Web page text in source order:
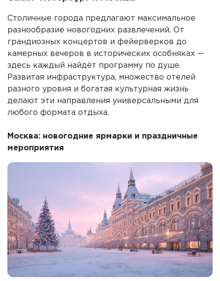
Столичные города предлагают максимальное
разнообразие новогодних развлечений. От
грандиозных концертов и фейерверков до
камерных вечеров в исторических особняках —
здесь каждый найдёт программу по душе.
Развитая инфраструктура, множество отелей
разного уровня и богатая культурная жизнь
делают эти направления универсальными для
любого формата отдыха.
Москва: новогодние ярмарки и праздничные
мероприятия